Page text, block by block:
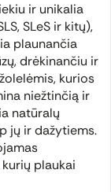
ir unikalia
SLeS ir kitų),
plaunančia
drėkinančiu ir
kurios
niežtinčią ir
natūralų
jų ir dažytiems.
plaukai